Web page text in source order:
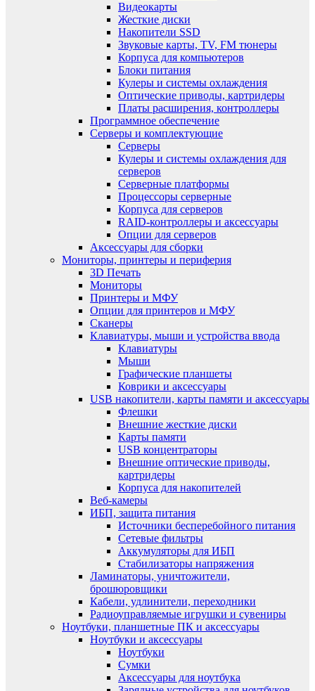
Видеокарты
Жесткие диски
Накопители SSD
Звуковые карты, TV, FM тюнеры
Корпуса для компьютеров
Блоки питания
Кулеры и системы охлаждения
Оптические приводы, картридеры
Платы расширения, контроллеры
Программное обеспечение
Серверы и комплектующие
Серверы
Кулеры и системы охлаждения для
серверов
Серверные платформы
Процессоры серверные
Корпуса для серверов
RAID-контроллеры и аксессуары
Опции для серверов
Аксессуары для сборки
Мониторы, принтеры и периферия
3D Печать
Мониторы
Принтеры и МФУ
Опции для принтеров и МФУ
Сканеры
Клавиатуры, мыши и устройства ввода
Клавиатуры
Мыши
Графические планшеты
Коврики и аксессуары
USB накопители, карты памяти и аксессуары
Флешки
Внешние жесткие диски
Карты памяти
USB концентраторы
Внешние оптические приводы,
картридеры
Корпуса для накопителей
Веб-камеры
ИБП, защита питания
Источники бесперебойного питания
Сетевые фильтры
Аккумуляторы для ИБП
Стабилизаторы напряжения
Ламинаторы, уничтожители,
брошюровщики
Кабели, удлинители, переходники
Радиоуправляемые игрушки и сувениры
Ноутбуки, планшетные ПК и аксессуары
Ноутбуки и аксессуары
Ноутбуки
Сумки
Аксессуары для ноутбука